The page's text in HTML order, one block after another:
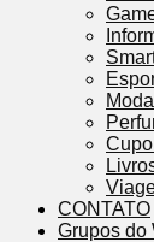
CONTATO
Grupos do